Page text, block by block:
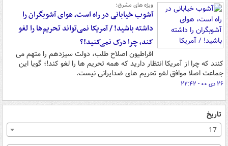
ویژه های مشرق؛
آشوب خیابانی در راه است، هوای آشوبگران را
داشته باشید! / آمریکا نمی‌تواند تحریم‌ها را لغو
کند، چرا درک نمی‌کنید!؟
افراطیون اصلاح طلب، دولت سیزدهم را متهم می
کنند که چرا از آمریکا انتظار دارید که همه تحریم ها را لغو کند!؛ گویا این
جماعت اصلا موافق لغو تحریم های ضدایرانی نیست.
۲۶ دی ۰۰ - ۲۲:۴۲
تاریخ
17